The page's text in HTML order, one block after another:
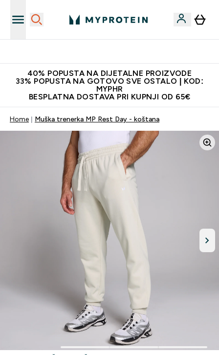
40% POPUSTA NA DIJETALNE PROIZVODE
33% POPUSTA NA GOTOVO SVE OSTALO | KOD:
MYPHR
BESPLATNA DOSTAVA PRI KUPNJI OD 65€
Home Muška trenerka MP Rest Day - koštana